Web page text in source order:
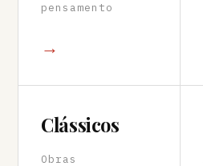
pensamento
→
Clássicos
Obras